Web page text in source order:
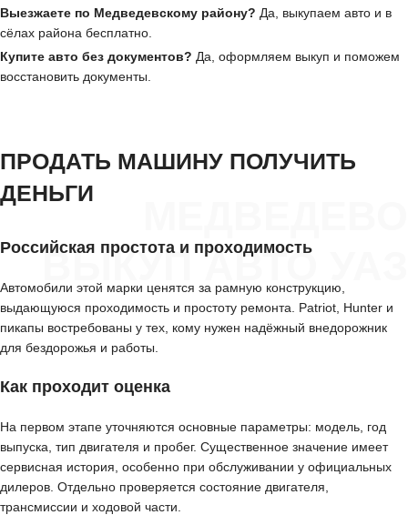
Выезжаете по Медведевскому району? Да, выкупаем авто и в
сёлах района бесплатно.
Купите авто без документов? Да, оформляем выкуп и поможем
восстановить документы.
ВЫКУП АВТО УАЗ
ПРОДАТЬ МАШИНУ ПОЛУЧИТЬ
ДЕНЬГИ
Российская простота и проходимость
Автомобили этой марки ценятся за рамную конструкцию,
выдающуюся проходимость и простоту ремонта. Patriot, Hunter и
пикапы востребованы у тех, кому нужен надёжный внедорожник
для бездорожья и работы.
Как проходит оценка
На первом этапе уточняются основные параметры: модель, год
выпуска, тип двигателя и пробег. Существенное значение имеет
сервисная история, особенно при обслуживании у официальных
дилеров. Отдельно проверяется состояние двигателя,
трансмиссии и ходовой части.